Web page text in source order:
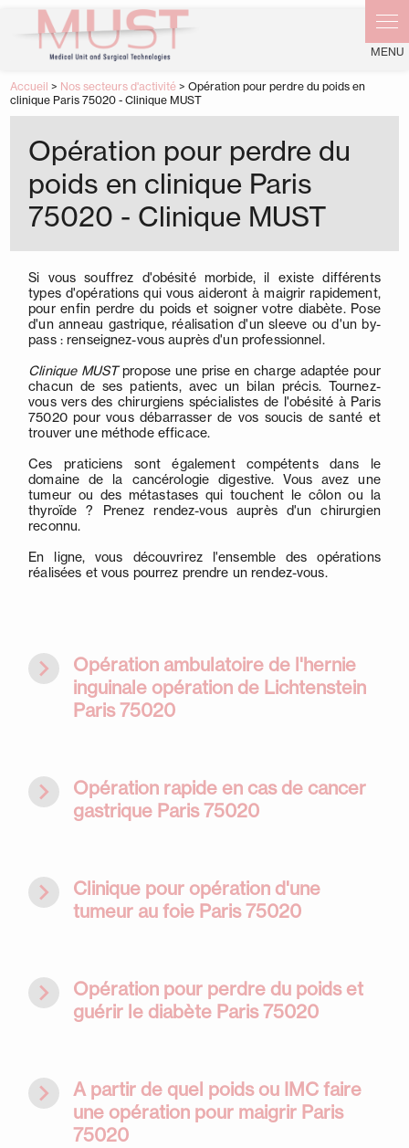
Accueil > Nos secteurs d'activité > Opération pour perdre du poids en
clinique Paris 75020 - Clinique MUST
Opération pour perdre du
poids en clinique Paris
75020 - Clinique MUST
Si vous souffrez d'obésité morbide, il existe différents
types d'opérations qui vous aideront à maigrir rapidement,
pour enfin perdre du poids et soigner votre diabète. Pose
d'un anneau gastrique, réalisation d'un sleeve ou d'un by-
pass : renseignez-vous auprès d'un professionnel.
Clinique MUSTpropose une prise en charge adaptée pour
chacun de ses patients, avec un bilan précis. Tournez-
vous vers des chirurgiens spécialistes de l'obésité à Paris
75020 pour vous débarrasser de vos soucis de santé et
trouver une méthode efficace.
Ces praticiens sont également compétents dans le
domaine de la cancérologie digestive. Vous avez une
tumeur ou des métastases qui touchent le côlon ou la
thyroïde ? Prenez rendez-vous auprès d'un chirurgien
reconnu.
En ligne, vous découvrirez l'ensemble des opérations
réalisées et vous pourrez prendre un rendez-vous.
navigate_next
Opération ambulatoire de l'hernie
inguinale opération de Lichtenstein
Paris 75020
navigate_next
Opération rapide en cas de cancer
gastrique Paris 75020
navigate_next
Clinique pour opération d'une
tumeur au foie Paris 75020
navigate_next
Opération pour perdre du poids et
guérir le diabète Paris 75020
navigate_next
A partir de quel poids ou IMC faire
une opération pour maigrir Paris
75020
Panneau de gestion des cookies